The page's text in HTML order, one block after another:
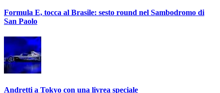
Formula E, tocca al Brasile: sesto round nel Sambodromo di
San Paolo
Andretti a Tokyo con una livrea speciale